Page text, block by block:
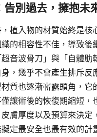
告別過去，擁抱未
植入物的材質始終是
的相容性不佳，導致
音波骨刀」與「自體
，幾乎不會產生排斥
質也逐漸嶄露頭角，
讓術後的恢復期縮短
膚厚度以及預算來決
定最安全也最有效的計